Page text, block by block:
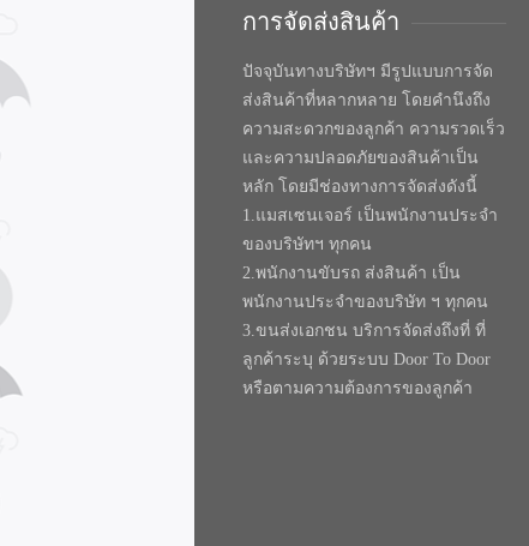
การจัดส่งสินค้า
ปัจจุบันทางบริษัทฯ มีรูปแบบการจัด
ส่งสินค้าที่หลากหลาย โดยคำนึงถึง
ความสะดวกของลูกค้า ความรวดเร็ว
และความปลอดภัยของสินค้าเป็น
หลัก โดยมีช่องทางการจัดส่งดังนี้
1.แมสเซนเจอร์ เป็นพนักงานประจำ
ของบริษัทฯ ทุกคน
2.พนักงานขับรถ ส่งสินค้า เป็น
พนักงานประจำของบริษัท ฯ ทุกคน
3.ขนส่งเอกชน บริการจัดส่งถึงที่ ที่
ลูกค้าระบุ ด้วยระบบ Door To Door
หรือตามความต้องการของลูกค้า